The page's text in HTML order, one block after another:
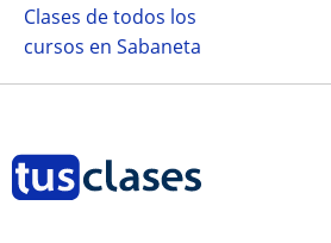
Clases de todos los
cursos en Sabaneta